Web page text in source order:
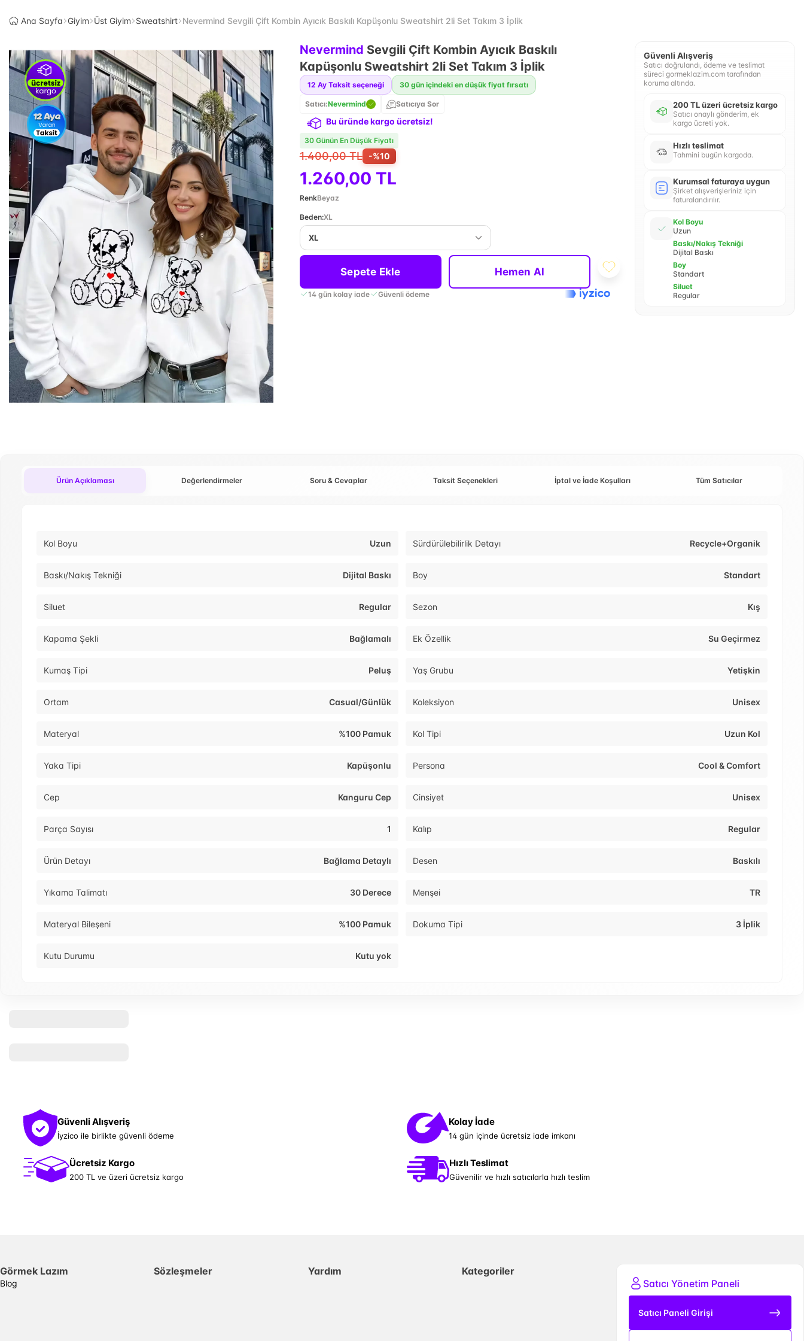
Ana Sayfa Giyim Üst Giyim Sweatshirt Nevermind Sevgili Çift Kombin Ayıcık Baskılı Kapüşonlu Sweatshirt 2li Set Takım 3 İplik
Nevermind Sevgili Çift Kombin Ayıcık Baskılı
Kapüşonlu Sweatshirt 2li Set Takım 3 İplik
12 Ay Taksit seçeneği 30 gün içindeki en düşük fiyat fırsatı
Satıcı:Nevermind Satıcıya Sor
Bu üründe kargo ücretsiz!
30 Günün En Düşük Fiyatı
1.400,00 TL -%10
1.260,00 TL
RenkBeyaz
Beden:XL
XL
Sepete Ekle Hemen Al
14 gün kolay iade Güvenli ödeme
Güvenli Alışveriş
Satıcı doğrulandı, ödeme ve teslimat
süreci gormeklazim.com tarafından
koruma altında.
200 TL üzeri ücretsiz kargo
Satıcı onaylı gönderim, ek
kargo ücreti yok.
Hızlı teslimat
Tahmini bugün kargoda.
Kurumsal faturaya uygun
Şirket alışverişleriniz için
faturalandırılır.
Kol Boyu
Uzun
Baskı/Nakış Tekniği
Dijital Baskı
Boy
Standart
Siluet
Regular
Ürün Açıklaması Değerlendirmeler Soru & Cevaplar Taksit Seçenekleri İptal ve İade Koşulları Tüm Satıcılar
Kol Boyu Uzun Sürdürülebilirlik Detayı Recycle+Organik
Baskı/Nakış Tekniği Dijital Baskı Boy Standart
Siluet Regular Sezon Kış
Kapama Şekli Bağlamalı Ek Özellik Su Geçirmez
Kumaş Tipi Peluş Yaş Grubu Yetişkin
Ortam Casual/Günlük Koleksiyon Unisex
Materyal %100 Pamuk Kol Tipi Uzun Kol
Yaka Tipi Kapüşonlu Persona Cool & Comfort
Cep Kanguru Cep Cinsiyet Unisex
Parça Sayısı 1 Kalıp Regular
Ürün Detayı Bağlama Detaylı Desen Baskılı
Yıkama Talimatı 30 Derece Menşei TR
Materyal Bileşeni %100 Pamuk Dokuma Tipi 3 İplik
Kutu Durumu Kutu yok
Güvenli Alışveriş
İyzico ile birlikte güvenli ödeme
Kolay İade
14 gün içinde ücretsiz iade imkanı
Ücretsiz Kargo
200 TL ve üzeri ücretsiz kargo
Hızlı Teslimat
Güvenilir ve hızlı satıcılarla hızlı teslim
Görmek Lazım
Blog
Sözleşmeler Yardım
Kategoriler
Satıcı Yönetim Paneli
Satıcı Paneli Girişi